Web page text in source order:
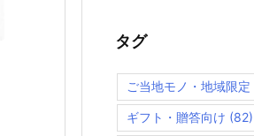
タグ
ご当地モノ・地域限定
ギフト・贈答向け (82)